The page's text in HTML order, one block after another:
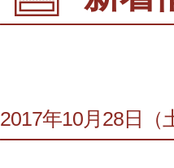
2017年10月28日（